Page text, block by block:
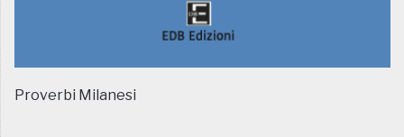
Proverbi Milanesi